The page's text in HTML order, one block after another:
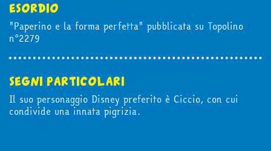
Cerca
acquista
esordio
"Paperino e la forma perfetta" pubblicata su Topolino
n°2279
segni particolari
Il suo personaggio Disney preferito è Ciccio, con cui
condivide una innata pigrizia.